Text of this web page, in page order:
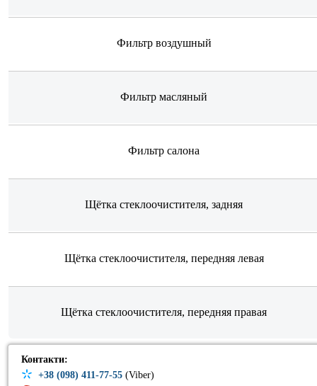
Фильтр воздушный
Фильтр масляный
Фильтр салона
Щётка стеклоочистителя, задняя
Щётка стеклоочистителя, передняя левая
Щётка стеклоочистителя, передняя правая
Контакти:
+38 (098) 411-77-55 (Viber)